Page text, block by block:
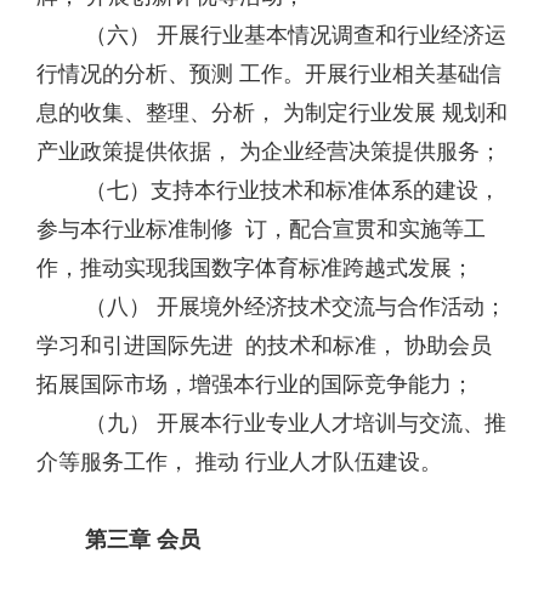
（六） 开展行业基本情况调查和行业经济运
行情况的分析、预测 工作。开展行业相关基础信
息的收集、整理、分析， 为制定行业发展 规划和
产业政策提供依据， 为企业经营决策提供服务；
（七）支持本行业技术和标准体系的建设，
参与本行业标准制修 订，配合宣贯和实施等工
作，推动实现我国数字体育标准跨越式发展；
（八） 开展境外经济技术交流与合作活动；
学习和引进国际先进 的技术和标准， 协助会员
拓展国际市场，增强本行业的国际竞争能力；
（九） 开展本行业专业人才培训与交流、推
介等服务工作， 推动 行业人才队伍建设。
第三章 会员